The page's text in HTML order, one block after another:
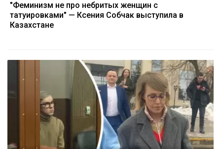
"Феминизм не про небритых женщин с
татуировками" — Ксения Собчак выступила в
Казахстане